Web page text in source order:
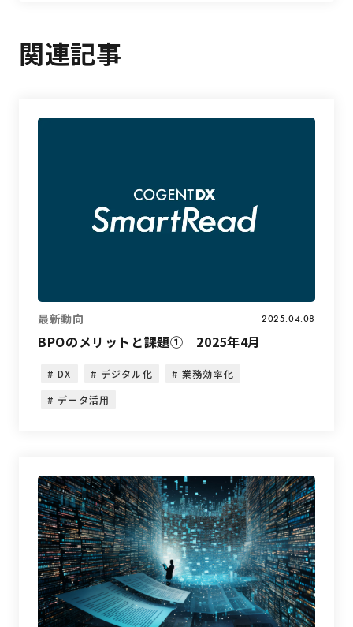
関連記事
最新動向 2025.04.08
BPOのメリットと課題① 2025年4月
DX デジタル化
業務効率化
データ活用